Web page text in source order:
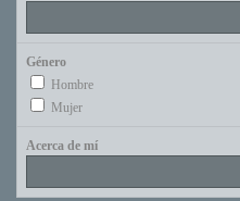
Género
Hombre
Mujer
Acerca de mí